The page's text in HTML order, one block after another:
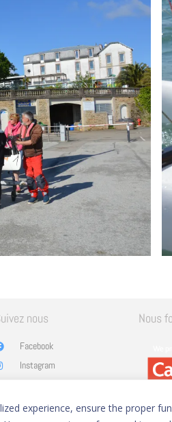
experience, ensure the proper
nous
Facebook
Instagram
YouTube
Nous